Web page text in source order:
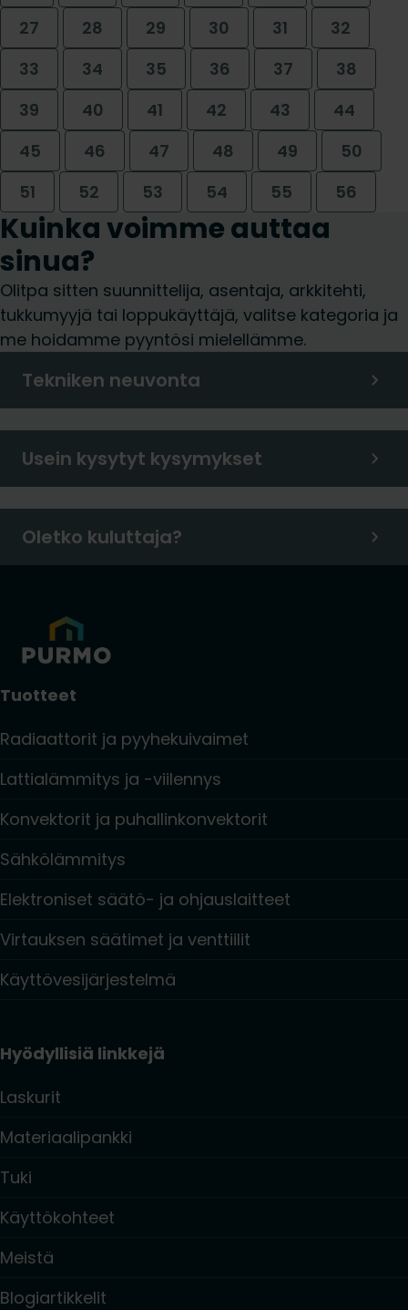
27 28 29 30 31
32
33
34 35 36 37
38
39
40 41 42 43
44
45
46 47 48 49
50
51
52 53 54 55 56
Kuinka voimme auttaa
sinua?
Olitpa sitten suunnittelija, asentaja, arkkitehti,
tukkumyyjä tai loppukäyttäjä, valitse kategoria ja
me hoidamme pyyntösi mielellämme.
Tekniken neuvonta
Usein kysytyt kysymykset
Oletko kuluttaja?
Tuotteet
Radiaattorit ja pyyhekuivaimet
Lattialämmitys ja -viilennys
Konvektorit ja puhallinkonvektorit
Sähkölämmitys
Elektroniset säätö- ja ohjauslaitteet
Virtauksen säätimet ja venttiilit
Käyttövesijärjestelmä
Hyödyllisiä linkkejä
Laskurit
Materiaalipankki
Tuki
Käyttökohteet
Meistä
Blogiartikkelit